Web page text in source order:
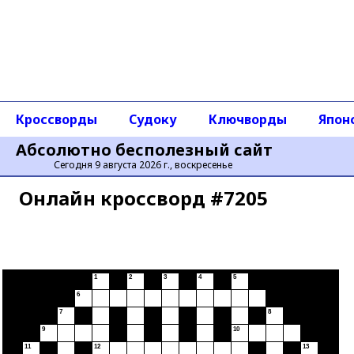
Абсолютно бесполезный сайт
Сегодня 9 августа 2026 г., воскресенье
Кроссворды Судоку Ключворды
Онлайн кроссворд #7205
11
9
7
6
1
12
2 3 4 5
10
8
13